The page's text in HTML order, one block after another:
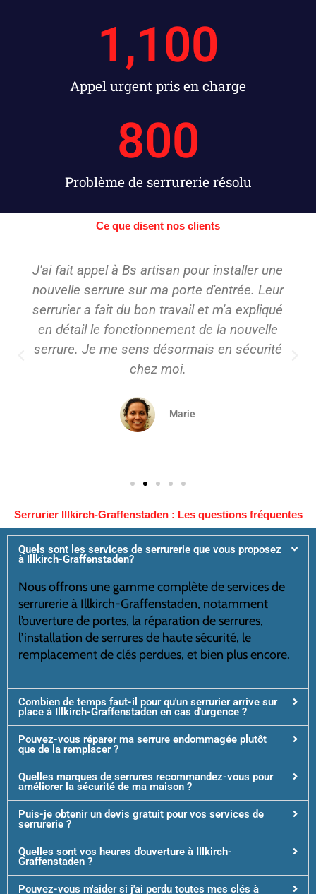
Appel urgent pris en charge
1,100
Problème de serrurerie résolu
800
Ce que disent nos clients
J'ai fait appel à Bs artisan pour installer une
nouvelle serrure sur ma porte d'entrée. Leur
serrurier a fait du bon travail et m'a expliqué
en détail le fonctionnement de la nouvelle
serrure. Je me sens désormais en sécurité
chez moi.
Marie
Serrurier Illkirch-Graffenstaden : Les questions fréquentes
Quels sont les services de serrurerie que vous proposez
à Illkirch-Graffenstaden?
Nous offrons une gamme complète de services de
serrurerie à Illkirch-Graffenstaden, notamment
l’ouverture de portes, la réparation de serrures,
l’installation de serrures de haute sécurité, le
remplacement de clés perdues, et bien plus encore.
Combien de temps faut-il pour qu'un serrurier arrive sur
place à Illkirch-Graffenstaden en cas d'urgence ?
Pouvez-vous réparer ma serrure endommagée plutôt
que de la remplacer ?
Quelles marques de serrures recommandez-vous pour
améliorer la sécurité de ma maison ?
Puis-je obtenir un devis gratuit pour vos services de
serrurerie ?
Quelles sont vos heures d'ouverture à Illkirch-
Graffenstaden ?
Pouvez-vous m'aider si j'ai perdu toutes mes clés à